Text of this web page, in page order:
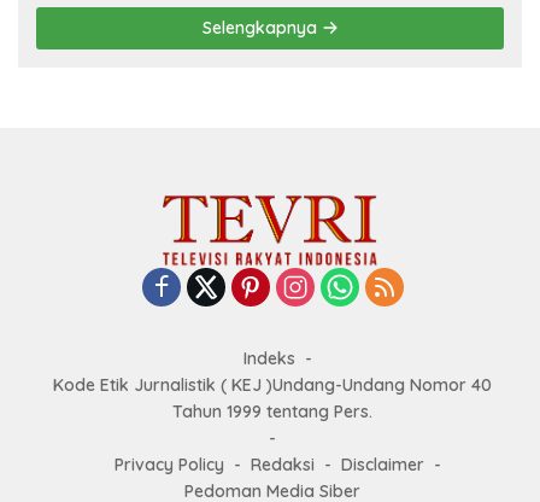
Selengkapnya
Indeks
Kode Etik Jurnalistik ( KEJ )Undang-Undang Nomor 40
Tahun 1999 tentang Pers.
Privacy Policy Redaksi
Disclaimer
Pedoman Media Siber